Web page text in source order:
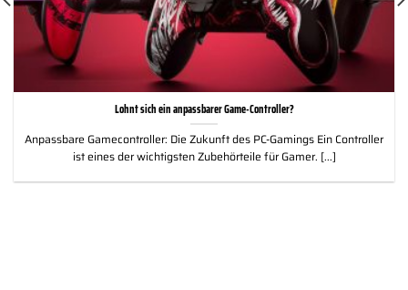
Lohnt sich ein anpassbarer Game-Controller?
Anpassbare Gamecontroller: Die Zukunft des PC-Gamings Ein Controller
ist eines der wichtigsten Zubehörteile für Gamer. [...]